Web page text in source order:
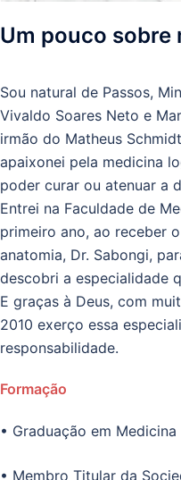
Um pouco sobre
Sou natural de Passos,
Vivaldo Soares Neto e
irmão do Matheus
apaixonei pela medicina
poder curar ou atenuar a
Entrei na Faculdade de
primeiro ano, ao receber
anatomia, Dr. Sabongi,
descobri a especialidade
E graças à Deus, com
2010 exerço essa
responsabilidade.
Formação
• Graduação em Medicina
• Membro Titular da